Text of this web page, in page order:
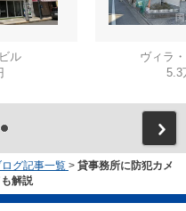
ル
ヴィラ
5.3
ログ記事一覧 > 貸事務所に防犯カメ
解説